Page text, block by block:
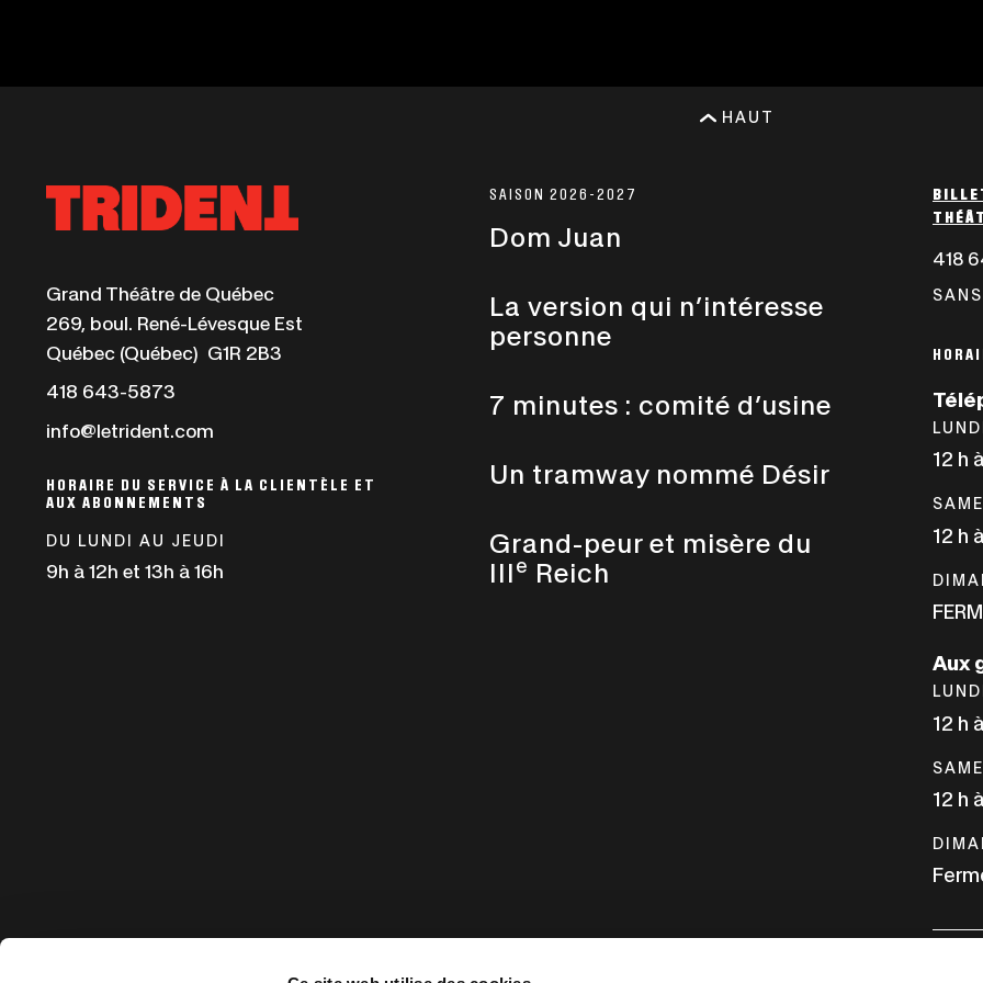
HAUT
Grand Théâtre de QuébecCe
lien
s'ouvrira
269, boul. René-Lévesque Est
Québec (Québec) G1R 2B3
418 643-5873
dans
une
nouvelle
fenêtre
info@letrident.com
HORAIRE DU SERVICE À LA CLIENTÈLE ET
AUX ABONNEMENTS
DU LUNDI AU JEUDI
9h à 12h et 13h à 16h
SAISON 2026-2027
Dom Juan
La version qui n’intéresse
personne
7 minutes : comité d’usine
Un tramway nommé Désir
Grand-peur et misère du
IIIe Reich
418
12 h
12 h
Aux
12 h
12 h